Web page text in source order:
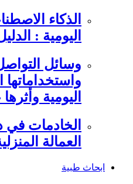
اليومية :
وسائل
واستخداماتها
اليومية
الخادمات في
العمالة
ابحاث طبية